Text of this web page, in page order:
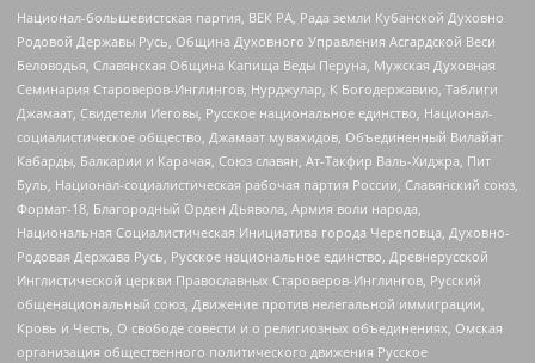
Национал-большевистская партия, ВЕК РА, Рада земли Кубанской Духовно
Родовой Державы Русь, Община Духовного Управления Асгардской Веси
Беловодья, Славянская Община Капища Веды Перуна, Мужская Духовная
Семинария Староверов-Инглингов, Нурджулар, К Богодержавию, Таблиги
Джамаат, Свидетели Иеговы, Русское национальное единство, Национал-
социалистическое общество, Джамаат мувахидов, Объединенный Вилайат
Кабарды, Балкарии и Карачая, Союз славян, Ат-Такфир Валь-Хиджра, Пит
Буль, Национал-социалистическая рабочая партия России, Славянский союз,
Формат-18, Благородный Орден Дьявола, Армия воли народа,
Национальная Социалистическая Инициатива города Череповца, Духовно-
Родовая Держава Русь, Русское национальное единство, Древнерусской
Инглистической церкви Православных Староверов-Инглингов, Русский
общенациональный союз, Движение против нелегальной иммиграции,
Кровь и Честь, О свободе совести и о религиозных объединениях, Омская
организация общественного политического движения Русское